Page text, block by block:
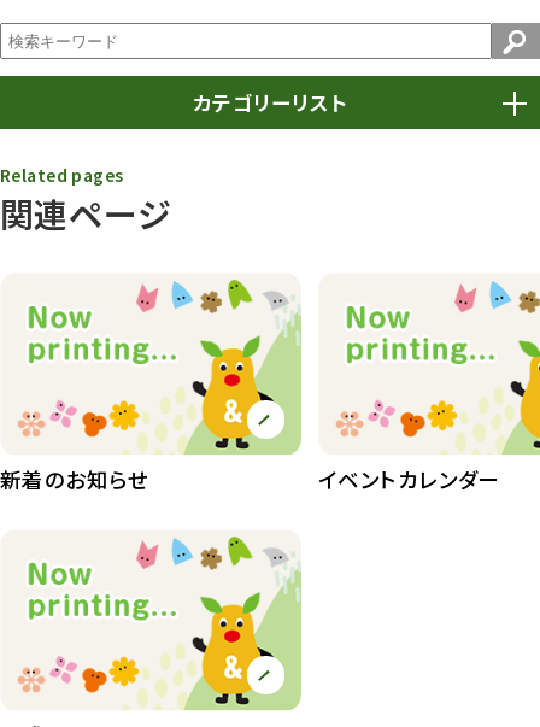
カテゴリーリスト
動物園
動物園その他 117
植物園 510
植物たち 407
植物園長の庭
桜情報
紅葉情報
ズーボ
関連ページ
Related pages
新着のお知らせ イベントカレンダー